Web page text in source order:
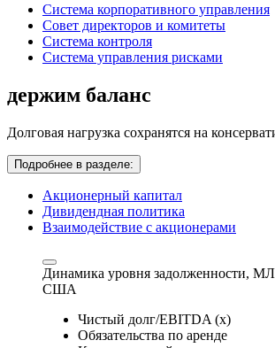
Система корпоративного управления
Совет директоров и комитеты
Система контроля
Система управления рисками
держим баланс
Долговая нагрузка сохранятся на
Подробнее в разделе:
Акционерный капитал
Дивидендная политика
Взаимодействие с акционерами
Динамика уровня задолженности,
США
Чистый долг/EBITDA (x)
Обязательства по аренде